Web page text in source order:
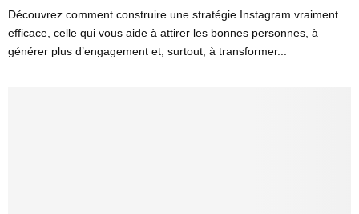
Découvrez comment construire une stratégie Instagram vraiment
efficace, celle qui vous aide à attirer les bonnes personnes, à
générer plus d’engagement et, surtout, à transformer...